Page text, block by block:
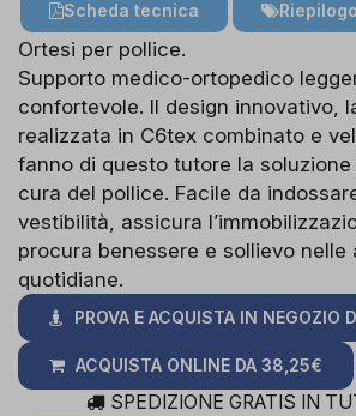
Scheda tecnica
Ortesi per pollice.
Supporto medico-ortopedico
confortevole. Il design innovativo,
realizzata in C6tex combinato e
fanno di questo tutore la
cura del pollice. Facile da
vestibilità, assicura
procura benessere e sollievo nelle
quotidiane.
PROVA E ACQUISTA IN NEGOZIO
ACQUISTA ONLINE DA 38,25€
SPEDIZIONE GRATIS IN